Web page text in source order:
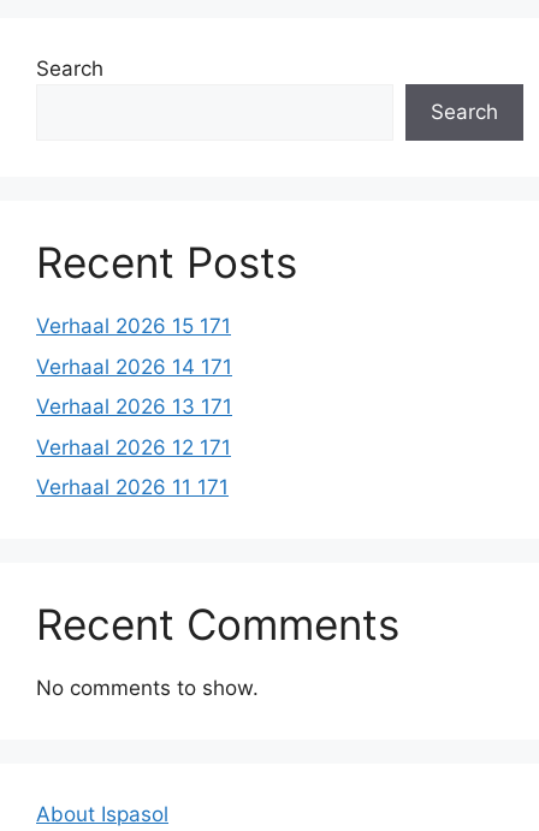
Search
Search
Recent Posts
Verhaal 2026 15 171
Verhaal 2026 14 171
Verhaal 2026 13 171
Verhaal 2026 12 171
Verhaal 2026 11 171
Recent Comments
No comments to show.
About Ispasol